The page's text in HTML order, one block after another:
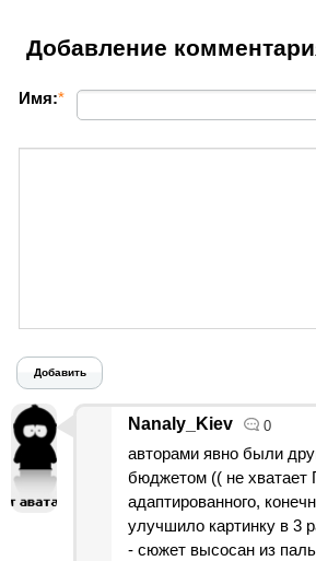
Добавление
Имя:*
Добавить
Nanaly_Kiev 0
авторами явно были
бюджетом (( не хватает
адаптированного,
улучшило картинку в 3
- сюжет высосан из